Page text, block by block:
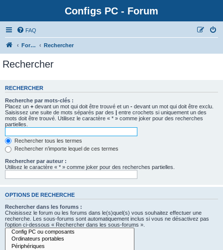
Configs PC - Forum
FAQ
Forum Rechercher
Rechercher
RECHERCHER
Recherche par mots-clés :
Placez un + devant un mot qui doit être trouvé et un - devant un mot qui doit être exclu.
Saisissez une suite de mots séparés par des | entre crochets si uniquement un des
mots doit être trouvé. Utilisez le caractère « * » comme joker pour des recherches
partielles.
Rechercher tous les termes
Rechercher n’importe lequel de ces termes
Rechercher par auteur :
Utilisez le caractère « * » comme joker pour des recherches partielles.
OPTIONS DE RECHERCHE
Rechercher dans les forums :
Choisissez le forum ou les forums dans le(s)quel(s) vous souhaitez effectuer une
recherche. Les sous-forums sont automatiquement inclus si vous ne désactivez pas
l’option ci-dessous « Rechercher dans les sous-forums ».